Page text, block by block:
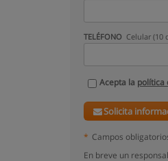
TELÉFONO Celular (10
Acepta la política
Solicita
* Campos
En breve un